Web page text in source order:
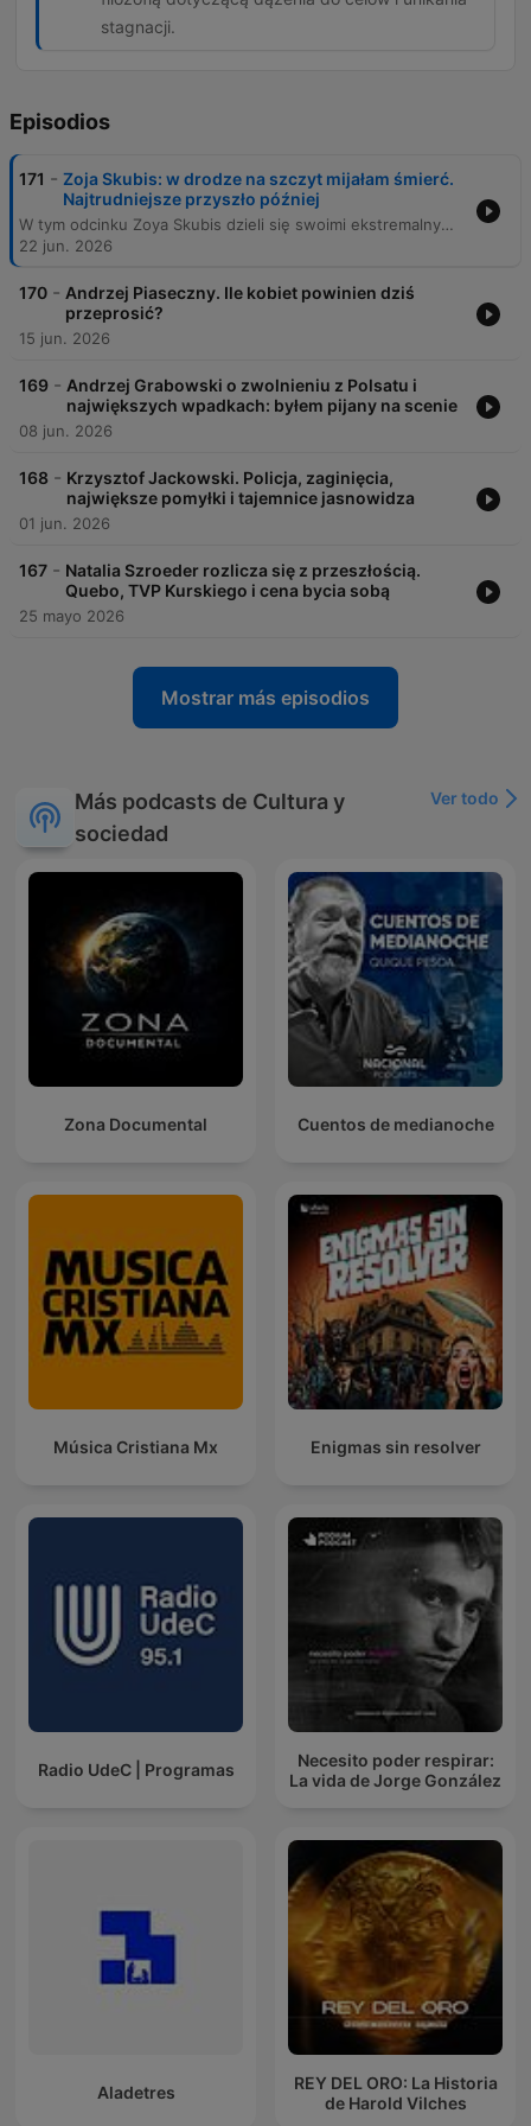
stagnacji.
Episodios
171 - Zoja Skubis: w drodze na szczyt mijałam śmierć.
Najtrudniejsze przyszło później
W tym odcinku Zoya Skubis dzieli się swoimi ekstremalnymi doświadczeniami z wypraw na ośmiotysięczniki, w tym Mount Everest, oraz relacjami z podróży do Afganistanu i na Antarktydę. Rozmawiamy o technicznych i fizjologicznych wyzwaniach wysokogórskiej wspinaczki, mitach dotyczących ekologii na szczytach oraz o trudnych aspektach dokumentowania konfliktów i sytuacji politycznych, takich jak wojna w Ukrainie. Rozmowa wykracza poza granice sportu, dotykając tematów psychologicznych: od radzenia sobie ze stratą bliskich i depresją, po analizę tożsamości i presji w pokolencie Z. Zoya refleksuje nad rolą mediów społecznościowych, systemem edukacji oraz poszukiwaniem własnej ścieżki w świecie pełnym oczekiwań i cyfrowego przebodźcowania.
22 jun. 2026
170 - Andrzej Piaseczny. Ile kobiet powinien dziś
przeprosić?
15 jun. 2026
169 - Andrzej Grabowski o zwolnieniu z Polsatu i
największych wpadkach: byłem pijany na scenie
08 jun. 2026
168 - Krzysztof Jackowski. Policja, zaginięcia,
największe pomyłki i tajemnice jasnowidza
01 jun. 2026
167 - Natalia Szroeder rozlicza się z przeszłością.
Quebo, TVP Kurskiego i cena bycia sobą
25 mayo 2026
Mostrar más episodios
Más podcasts de Cultura y
sociedad
Ver todo
Zona Documental Cuentos de medianoche
Música Cristiana Mx Enigmas sin resolver
Radio UdeC | Programas
Necesito poder respirar:
La vida de Jorge González
Aladetres
REY DEL ORO: La Historia
de Harold Vilches